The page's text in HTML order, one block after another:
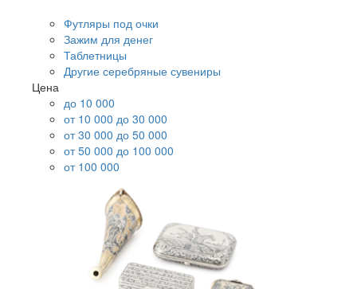
Футляры под очки
Зажим для денег
Таблетницы
Другие серебряные сувениры
Цена
до 10 000
от 10 000 до 30 000
от 30 000 до 50 000
от 50 000 до 100 000
от 100 000